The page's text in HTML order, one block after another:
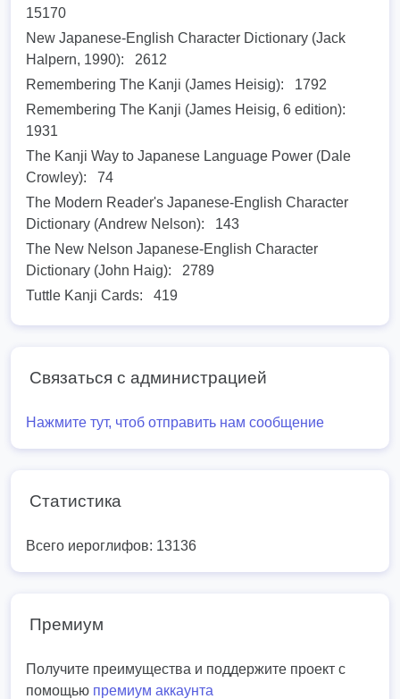
15170
New Japanese-English Character Dictionary (Jack
Halpern, 1990):
2612
Remembering The Kanji (James Heisig):
1792
Remembering The Kanji (James Heisig, 6 edition):
1931
The Kanji Way to Japanese Language Power (Dale
Crowley):
74
The Modern Reader's Japanese-English Character
Dictionary (Andrew Nelson):
143
The New Nelson Japanese-English Character
Dictionary (John Haig):
2789
Tuttle Kanji Cards:
419
Связаться с администрацией
Нажмите тут, чтоб отправить нам сообщение
Статистика
Всего иероглифов: 13136
Премиум
Получите преимущества и поддержите проект с
помощью премиум аккаунта